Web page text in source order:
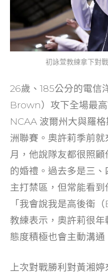
初詠萱教練拿下對
26歲、185公分的電
Brown）攻下全場最高
NCAA 波爾州大與羅
洲聯賽。奧許莉季前
月，他說隊友都很照
的婚禮。過去多是三
主打禁區，但常能看到
「我會說我是高後衛
教練表示，奧許莉很
態度積極也會主動溝通
上次對戰勝利對黃湘